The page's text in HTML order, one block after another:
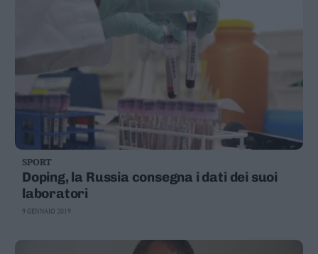
SPORT
Doping, la Russia consegna i dati dei suoi
laboratori
9 GENNAIO 2019